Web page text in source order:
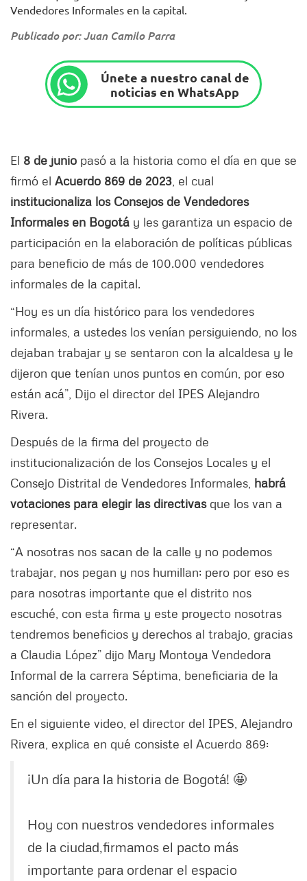
Vendedores Informales en la capital.
Publicado por: Juan Camilo Parra
Únete a nuestro canal de
noticias en WhatsApp
El 8 de junio pasó a la historia como el día en que se
firmó el Acuerdo 869 de 2023 , el cual
institucionaliza los Consejos de Vendedores
Informales en Bogotá y les garantiza un espacio de
participación en la elaboración de políticas públicas
para beneficio de más de 100.000 vendedores
informales de la capital.
“Hoy es un día histórico para los vendedores
informales, a ustedes los venían persiguiendo, no los
dejaban trabajar y se sentaron con la alcaldesa y le
dijeron que tenían unos puntos en común, por eso
están acá”, Dijo el director del IPES Alejandro
Rivera.
Después de la firma del proyecto de
institucionalización de los Consejos Locales y el
Consejo Distrital de Vendedores Informales, habrá
votaciones para elegir las directivasque los van a
representar.
“A nosotras nos sacan de la calle y no podemos
trabajar, nos pegan y nos humillan; pero por eso es
para nosotras importante que el distrito nos
escuché, con esta firma y este proyecto nosotras
tendremos beneficios y derechos al trabajo, gracias
a Claudia López” dijo Mary Montoya Vendedora
Informal de la carrera Séptima, beneficiaria de la
sanción del proyecto.
En el siguiente video, el director del IPES, Alejandro
Rivera, explica en qué consiste el Acuerdo 869:
¡Un día para la historia de Bogotá! 🤩
Hoy con nuestros vendedores informales
de la ciudad,firmamos el pacto más
importante para ordenar el espacio